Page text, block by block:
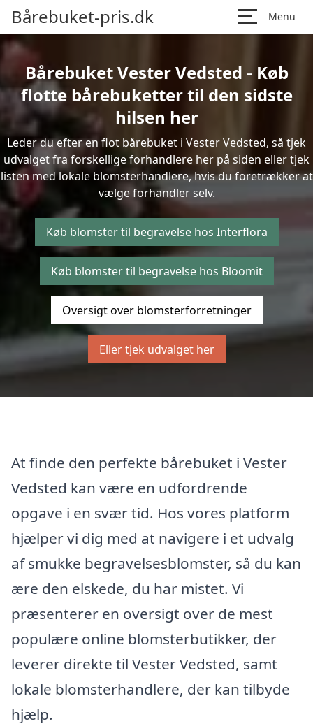
Bårebuket-pris.dk Menu
Bårebuket Vester Vedsted - Køb
flotte bårebuketter til den sidste
hilsen her
Leder du efter en flot bårebuket i Vester Vedsted, så tjek
udvalget fra forskellige forhandlere her på siden eller tjek
listen med lokale blomsterhandlere, hvis du foretrækker at
vælge forhandler selv.
Køb blomster til begravelse hos Interflora
Køb blomster til begravelse hos Bloomit
Oversigt over blomsterforretninger
Eller tjek udvalget her
At finde den perfekte bårebuket i Vester
Vedsted kan være en udfordrende
opgave i en svær tid. Hos vores platform
hjælper vi dig med at navigere i et udvalg
af smukke begravelsesblomster, så du kan
ære den elskede, du har mistet. Vi
præsenterer en oversigt over de mest
populære online blomsterbutikker, der
leverer direkte til Vester Vedsted, samt
lokale blomsterhandlere, der kan tilbyde
hjælp.